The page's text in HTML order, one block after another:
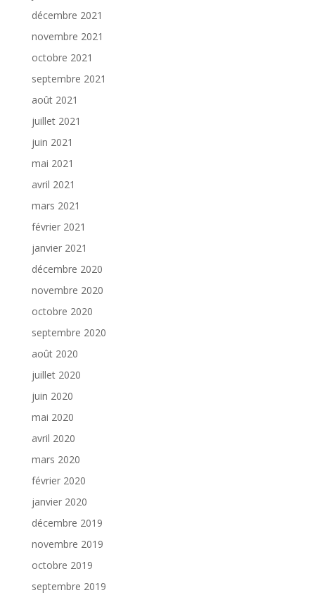
décembre 2021
novembre 2021
octobre 2021
septembre 2021
août 2021
juillet 2021
juin 2021
mai 2021
avril 2021
mars 2021
février 2021
janvier 2021
décembre 2020
novembre 2020
octobre 2020
septembre 2020
août 2020
juillet 2020
juin 2020
mai 2020
avril 2020
mars 2020
février 2020
janvier 2020
décembre 2019
novembre 2019
octobre 2019
septembre 2019